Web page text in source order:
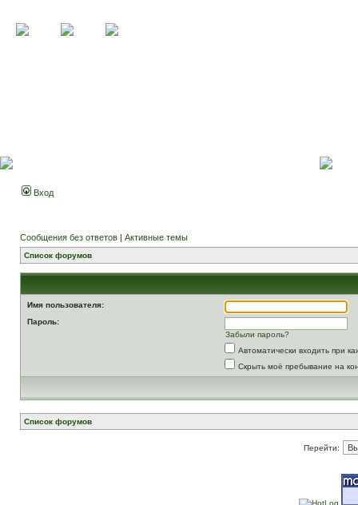
Вход
Сообщения без ответов | Активные темы
Список форумов
Имя пользователя:
Пароль:
Забыли пароль?
Автоматически входить при
Скрыть моё пребывание на
Список форумов
Перейти: